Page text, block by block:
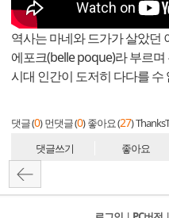
역사는 마네와 드가가 살았던
에포크(belle poque)라 부르
시대 인간이 도저히 다다를 수
댓글 (0) 먼댓글 (0) 좋아요 (27)
댓글쓰기 좋아요